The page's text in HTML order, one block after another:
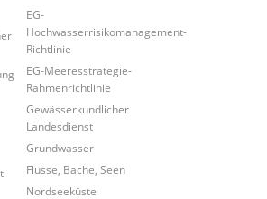
EG-
Hochwasserrisikomanagement-
Richtlinie
EG-Meeresstrategie-
Rahmenrichtlinie
Gewässerkundlicher
Landesdienst
Grundwasser
Flüsse, Bäche, Seen
Nordseeküste